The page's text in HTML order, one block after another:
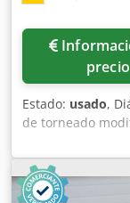
desde la
para ser
identificación. *
Información de
precio
Estado: usado,
de torneado
sobre soporte
15.000 mm
de la pieza de
(hasta) 0,01 mm